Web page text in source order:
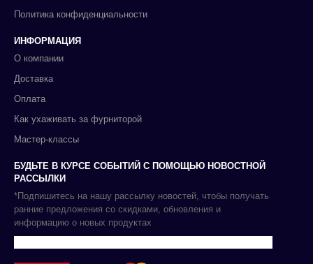
Политика конфиденциальности
ИНФОРМАЦИЯ
О компании
Доставка
Оплата
Как ухаживать за фурниторой
Мастер-классы
БУДЬТЕ В КУРСЕ СОБЫТИЙ С ПОМОЩЬЮ НОВОСТНОЙ
РАССЫЛКИ
*Подпишитесь на нашу рассылку новостей, чтобы получать
ранние предложения со скидками, обновления и
информацию о новых продуктах